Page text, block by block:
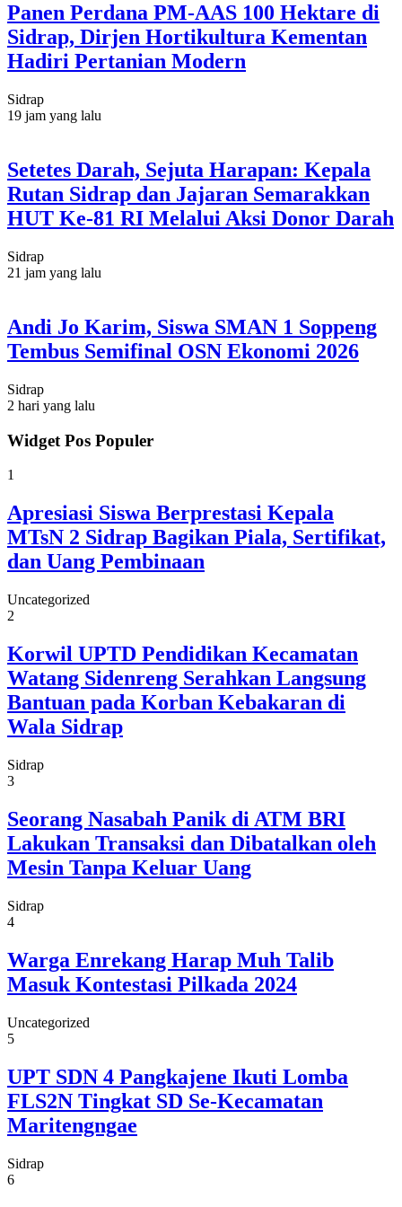
Panen Perdana PM-AAS 100 Hektare di
Sidrap, Dirjen Hortikultura Kementan
Hadiri Pertanian Modern
Sidrap
19 jam yang lalu
Setetes Darah, Sejuta Harapan: Kepala
Rutan Sidrap dan Jajaran Semarakkan
HUT Ke-81 RI Melalui Aksi Donor Darah
Sidrap
21 jam yang lalu
Andi Jo Karim, Siswa SMAN 1 Soppeng
Tembus Semifinal OSN Ekonomi 2026
Sidrap
2 hari yang lalu
Widget Pos Populer
1
Apresiasi Siswa Berprestasi Kepala
MTsN 2 Sidrap Bagikan Piala, Sertifikat,
dan Uang Pembinaan
Uncategorized
2
Korwil UPTD Pendidikan Kecamatan
Watang Sidenreng Serahkan Langsung
Bantuan pada Korban Kebakaran di
Wala Sidrap
Sidrap
3
Seorang Nasabah Panik di ATM BRI
Lakukan Transaksi dan Dibatalkan oleh
Mesin Tanpa Keluar Uang
Sidrap
4
Warga Enrekang Harap Muh Talib
Masuk Kontestasi Pilkada 2024
Uncategorized
5
UPT SDN 4 Pangkajene Ikuti Lomba
FLS2N Tingkat SD Se-Kecamatan
Maritengngae
Sidrap
6